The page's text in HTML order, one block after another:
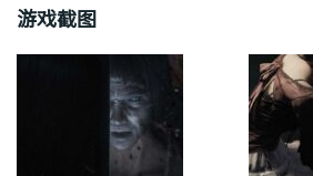
游戏截图